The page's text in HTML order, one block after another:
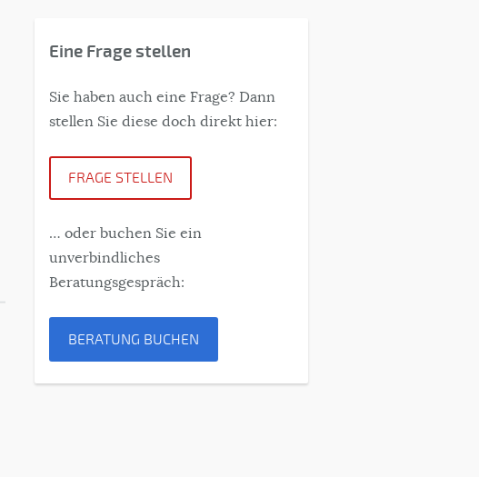
Eine Frage stellen
Sie haben auch eine Frage? Dann
stellen Sie diese doch direkt hier:
FRAGE STELLEN
… oder buchen Sie ein
unverbindliches
Beratungsgespräch:
BERATUNG BUCHEN